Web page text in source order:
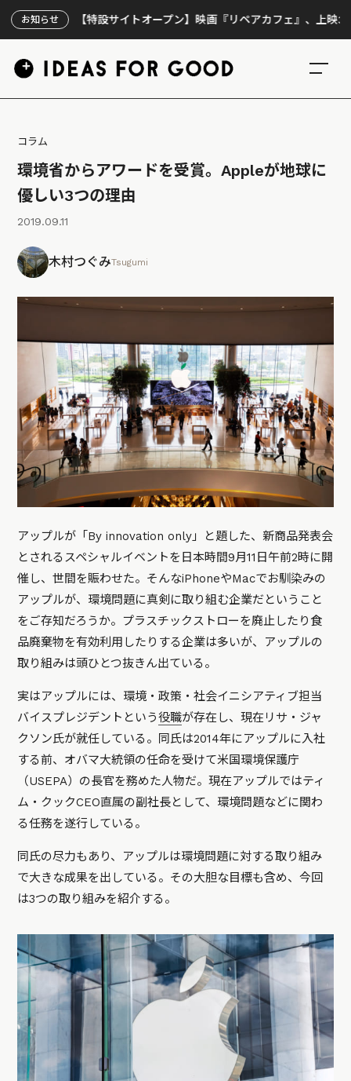
お知らせ
【特設サイトオープン】映画『リペアカフェ』、上映300回の先
コラム
環境省からアワードを受賞。Appleが地球に
優しい3つの理由
2019.09.11
木村つぐみTsugumi
アップルが「By innovation only」と題した、新商品発表会
とされるスペシャルイベントを日本時間9月11日午前2時に開
催し、世間を賑わせた。そんなiPhoneやMacでお馴染みの
アップルが、環境問題に真剣に取り組む企業だということ
をご存知だろうか。プラスチックストローを廃止したり食
品廃棄物を有効利用したりする企業は多いが、アップルの
取り組みは頭ひとつ抜きん出ている。
実はアップルには、環境・政策・社会イニシアティブ担当
バイスプレジデントという役職が存在し、現在リサ・ジャ
クソン氏が就任している。同氏は2014年にアップルに入社
する前、オバマ大統領の任命を受けて米国環境保護庁
（USEPA）の長官を務めた人物だ。現在アップルではティ
ム・クックCEO直属の副社長として、環境問題などに関わ
る任務を遂行している。
同氏の尽力もあり、アップルは環境問題に対する取り組み
で大きな成果を出している。その大胆な目標も含め、今回
は3つの取り組みを紹介する。